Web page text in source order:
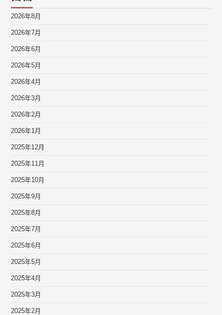
2026年8月
2026年7月
2026年6月
2026年5月
2026年4月
2026年3月
2026年2月
2026年1月
2025年12月
2025年11月
2025年10月
2025年9月
2025年8月
2025年7月
2025年6月
2025年5月
2025年4月
2025年3月
2025年2月